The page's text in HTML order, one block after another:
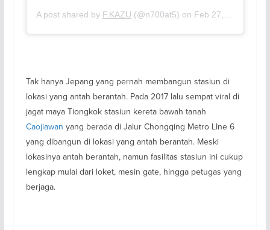
A post shared by F.KAZU (@n700at5) on Feb 27, 2018 at 4:13am PST
Tak hanya Jepang yang pernah membangun stasiun di
lokasi yang antah berantah. Pada 2017 lalu sempat viral di
jagat maya Tiongkok stasiun kereta bawah tanah
Caojiawan yang berada di Jalur Chongqing Metro LIne 6
yang dibangun di lokasi yang antah berantah. Meski
lokasinya antah berantah, namun fasilitas stasiun ini cukup
lengkap mulai dari loket, mesin gate, hingga petugas yang
berjaga.